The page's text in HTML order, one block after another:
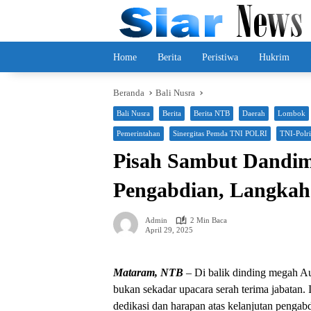
Home Berita Peristiwa Hukrim
Beranda Bali Nusra
Bali Nusra Berita Berita NTB Daerah Lombok
Pemerintahan Sinergitas Pemda TNI POLRI TNI-Polri
Pisah Sambut
Pengabdian,
Admin
2 Min Baca
April 29, 2025
Mataram, NTB – Di balik dinding megah
bukan sekadar upacara serah terima
dedikasi dan harapan atas kelanjutan